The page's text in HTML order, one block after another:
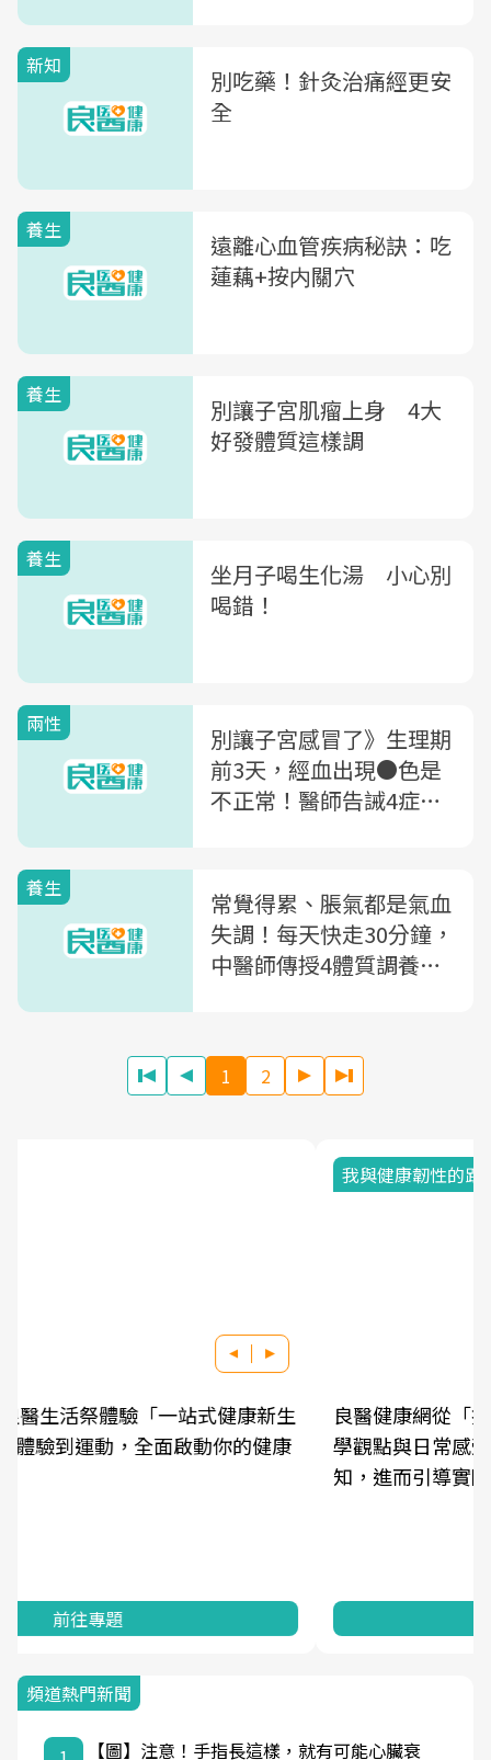
新知
別吃藥！針灸治痛經更安
全
養生
遠離心血管疾病秘訣：吃
蓮藕+按内關穴
養生
別讓子宮肌瘤上身 4大
好發體質這樣調
養生
坐月子喝生化湯 小心別
喝錯！
兩性
別讓子宮感冒了》生理期
前3天，經血出現●色是
不正常！醫師告誡4症狀
養生
常覺得累、脹氣都是氣血
失調！每天快走30分鐘，
中醫師傳授4體質調養秘
1 2
良醫健康網從「換季的身體變化」出發，透過醫
學觀點與日常感受的對話，建立對亞健康的認
頻道熱門新聞
【圖】注意！手指長這樣，就有可能心臟衰